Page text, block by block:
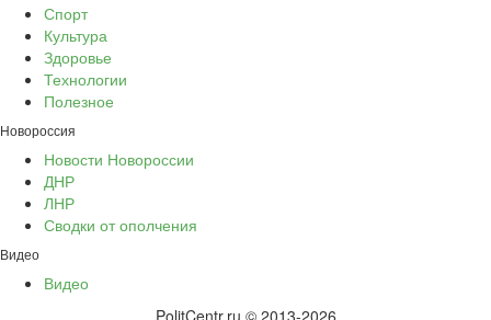
Спорт
Культура
Здоровье
Технологии
Полезное
Новороссия
Новости Новороссии
ДНР
ЛНР
Сводки от ополчения
Видео
Видео
PolitCentr.ru © 2013-2026